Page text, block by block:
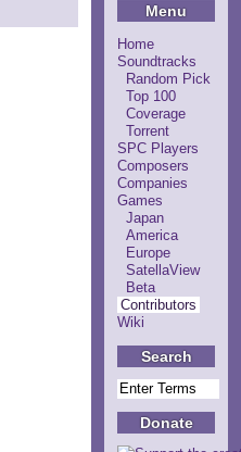
Menu
Home
Soundtracks
Random Pick
Top 100
Coverage
Torrent
SPC Players
Composers
Companies
Games
Japan
America
Europe
SatellaView
Beta
Contributors
Wiki
Search
Donate